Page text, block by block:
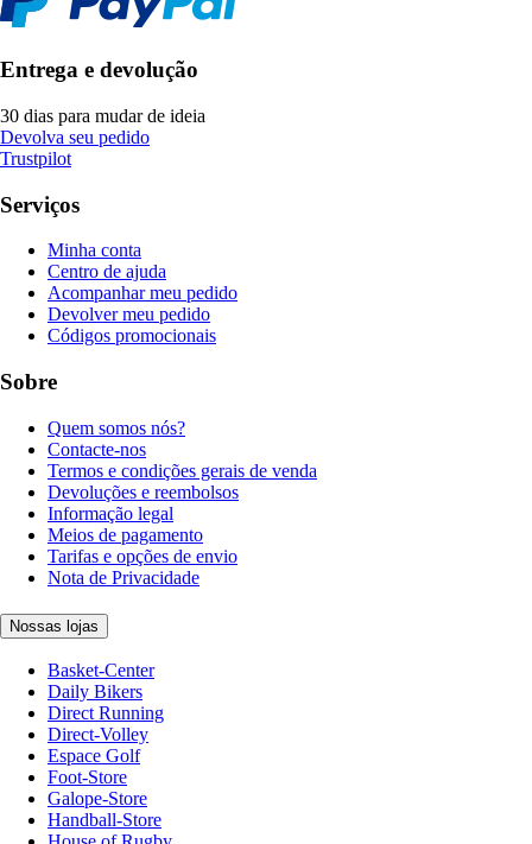
Entrega e devolução
30 dias para mudar de ideia
Devolva seu pedido
Trustpilot
Serviços
Minha conta
Centro de ajuda
Acompanhar meu pedido
Devolver meu pedido
Códigos promocionais
Sobre
Quem somos nós?
Contacte-nos
Termos e condições gerais de venda
Devoluções e reembolsos
Informação legal
Meios de pagamento
Tarifas e opções de envio
Nota de Privacidade
Nossas lojas
Basket-Center
Daily Bikers
Direct Running
Direct-Volley
Espace Golf
Foot-Store
Galope-Store
Handball-Store